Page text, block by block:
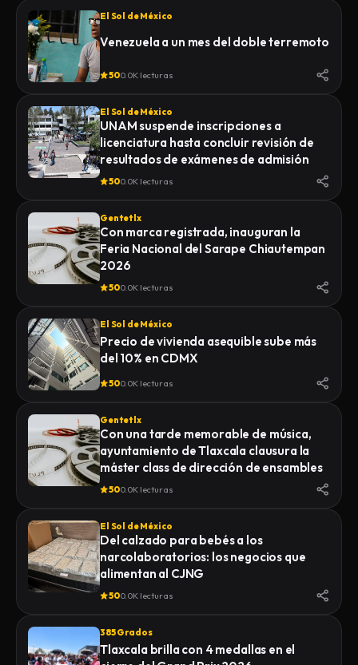
El Sol de México
Venezuela a un mes del doble terremoto
500.0K lecturas
El Sol de México
UNAM suspende inscripciones a
licenciatura hasta concluir revisión de
resultados de exámenes de admisión
500.0K lecturas
Gentetlx
Con marca registrada, inauguran la
Feria Nacional del Sarape Chiautempan
2026
500.0K lecturas
El Sol de México
Precio de vivienda asequible sube más
del 10% en CDMX
500.0K lecturas
Gentetlx
Con una tarde memorable de música,
ayuntamiento de Tlaxcala clausura la
máster class de dirección de ensambles
500.0K lecturas
El Sol de México
Del calzado para bebés a los
narcolaboratorios: los negocios que
alimentan al CJNG
500.0K lecturas
385 Grados
Tlaxcala brilla con 4 medallas en el